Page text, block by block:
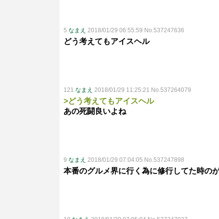
5 なまえ 2018/01/29 06:55:59 No.537247636
どう考えてもアイスヘル
121 なまえ 2018/01/29 11:25:21 No.537264079
>どう考えてもアイスヘル
あの死闘良いよね
9 なまえ 2018/01/29 07:04:05 No.537247898
本番のグルメ界に行く為に修行してた時の